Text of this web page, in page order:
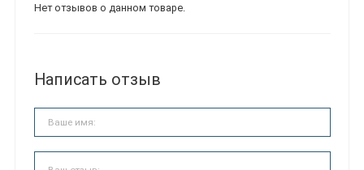
Нет отзывов о данном товаре.
Написать отзыв